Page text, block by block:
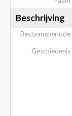
Beschrijving
Bestaansperiode
Geschiedenis